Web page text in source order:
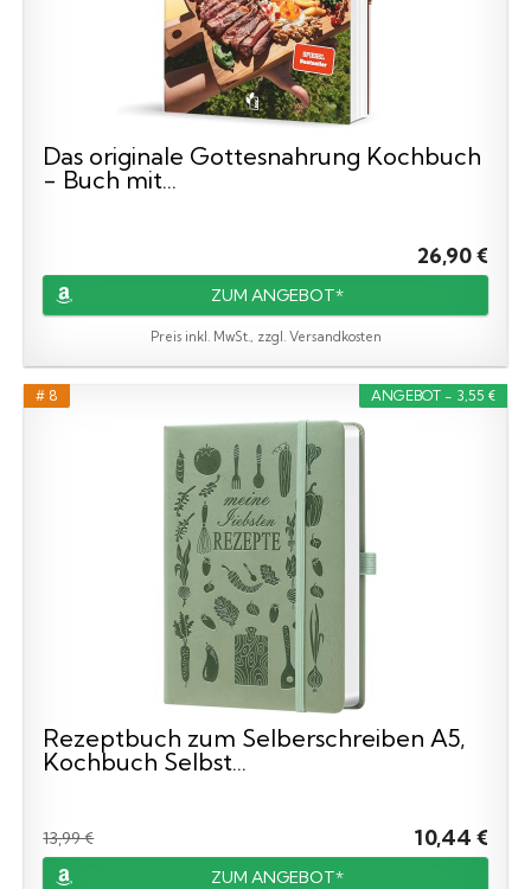
Das originale Gottesnahrung Kochbuch
- Buch mit...
26,90 €
ZUM ANGEBOT*
Preis inkl. MwSt., zzgl. Versandkosten
ANGEBOT - 3,55 €
# 8
Rezeptbuch zum Selberschreiben A5,
Kochbuch Selbst...
13,99 € 10,44 €
ZUM ANGEBOT*